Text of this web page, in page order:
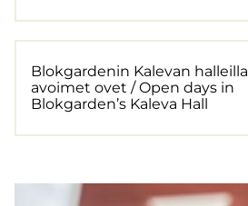
Blok­gar­de­nin Ka­le­van hal­leil­la
avoi­met ovet / Open days in
Blok­gar­den’s Ka­le­va Hall